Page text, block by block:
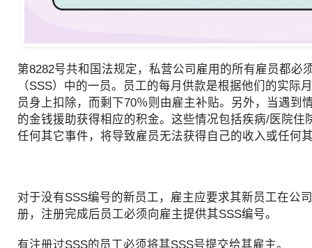
第8282号共和国法规定，私营公司雇用的所有雇员都必
（SSS）中的一员。员工的每月供款是根据他们的实际
员身上扣除，而剩下70％则由雇主补贴。另外，当遇到
的金钱援助获得相应的积金。这些情况包括疾病/医院住
任何其它事件，将导致雇员无法获得自己的收入或任何
对于没有SSS编号的新员工，雇主应要求其新员工在公
册，注册完成后员工必须向雇主提供其SSS编号。
有注册过SSS的员工必须将其SSS号提交给其雇主。